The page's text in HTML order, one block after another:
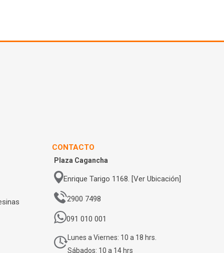
CONTACTO
Plaza Cagancha
Enrique Tarigo 1168. [Ver Ubicación]
2900 7498
091 010 001
Lunes a Viernes: 10 a 18 hrs.
Sábados: 10 a 14 hrs